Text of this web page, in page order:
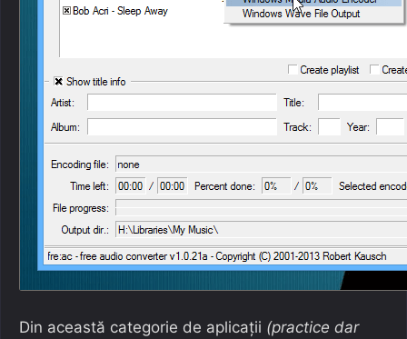
Din această categorie de aplicații (practice dar